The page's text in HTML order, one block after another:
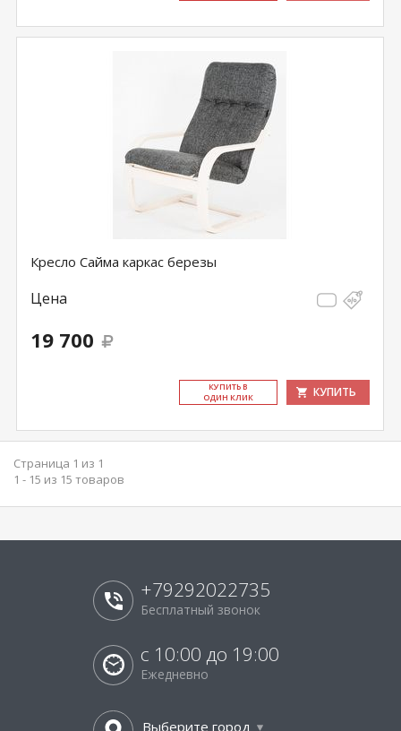
Кресло Сайма каркас березы
Цена
19 700
КУ­ПИТЬ В
ОДИН КЛИК
КУПИТЬ
Страница 1 из 1
1 - 15 из 15 товаров
+79292022735
Бесплатный звонок
с 10:00 до 19:00
Ежедневно
Выберите город